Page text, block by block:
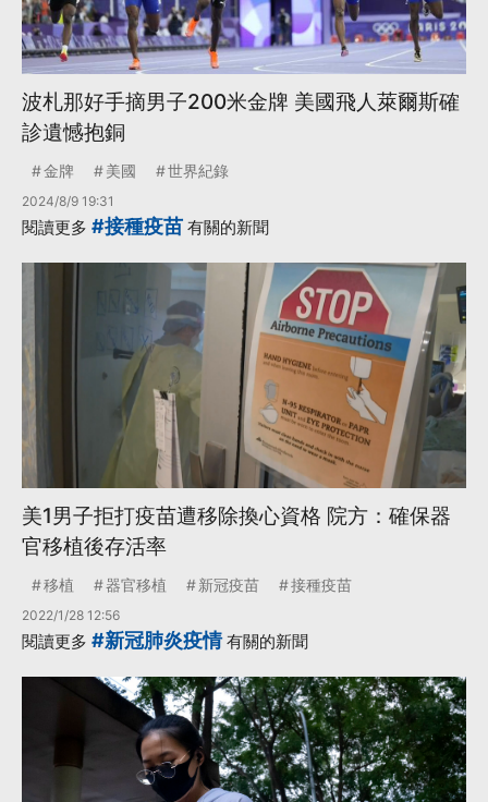
波札那好手摘男子200米金牌 美國飛人萊爾斯確
診遺憾抱銅
金牌 美國 世界紀錄
2024/8/9 19:31
閱讀更多 #接種疫苗 有關的新聞
美1男子拒打疫苗遭移除換心資格 院方：確保器
官移植後存活率
移植 器官移植 新冠疫苗 接種疫苗
2022/1/28 12:56
閱讀更多 #新冠肺炎疫情有關的新聞